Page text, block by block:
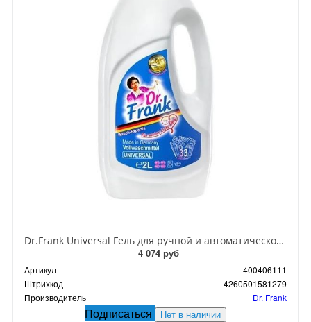
Dr.Frank Universal Гель для ручной и автоматической стирки универсальный 2 л на 50 стирок
4 074 руб
Артикул
400406111
Штрихкод
4260501581279
Производитель
Dr. Frank
Подписаться Нет в наличии